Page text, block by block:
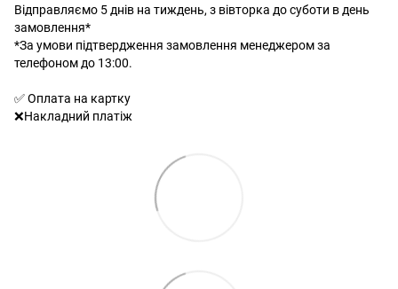
Відправляємо 5 днів на тиждень, з вівторка до суботи в день
замовлення*
*За умови підтвердження замовлення менеджером за
телефоном до 13:00.
✅ Оплата на картку
❌Накладний платіж